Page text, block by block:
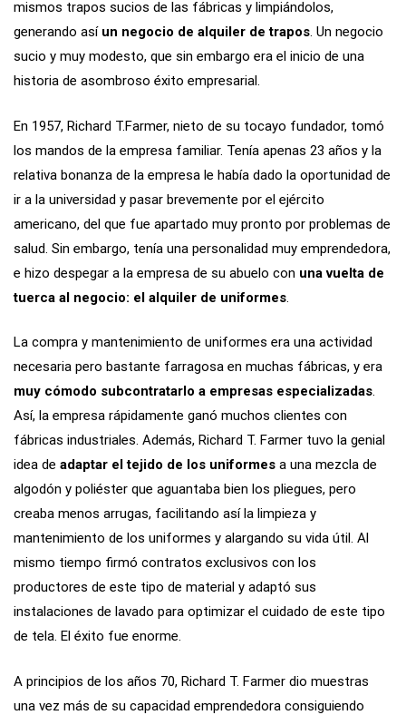
mismos trapos sucios de las fábricas y limpiándolos,
generando así un negocio de alquiler de trapos. Un negocio
sucio y muy modesto, que sin embargo era el inicio de una
historia de asombroso éxito empresarial.
En 1957, Richard T.Farmer, nieto de su tocayo fundador, tomó
los mandos de la empresa familiar. Tenía apenas 23 años y la
relativa bonanza de la empresa le había dado la oportunidad de
ir a la universidad y pasar brevemente por el ejército
americano, del que fue apartado muy pronto por problemas de
salud. Sin embargo, tenía una personalidad muy emprendedora,
e hizo despegar a la empresa de su abuelo con una vuelta de
tuerca al negocio: el alquiler de uniformes
La compra y mantenimiento de uniformes era una actividad
necesaria pero bastante farragosa en muchas fábricas, y era
muy cómodo subcontratarlo a empresas especializadas.
Así, la empresa rápidamente ganó muchos clientes con
fábricas industriales. Además, Richard T. Farmer tuvo la genial
idea de adaptar el tejido de los uniformes a una mezcla de
algodón y poliéster que aguantaba bien los pliegues, pero
creaba menos arrugas, facilitando así la limpieza y
mantenimiento de los uniformes y alargando su vida útil. Al
mismo tiempo firmó contratos exclusivos con los
productores de este tipo de material y adaptó sus
instalaciones de lavado para optimizar el cuidado de este tipo
de tela. El éxito fue enorme.
A principios de los años 70, Richard T. Farmer dio muestras
una vez más de su capacidad emprendedora consiguiendo